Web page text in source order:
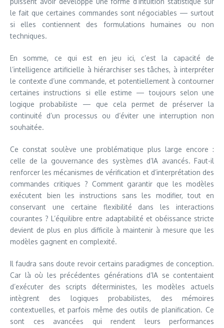
le fait que certaines commandes sont négociables — surtout
si elles contiennent des formulations humaines ou non
techniques.
En somme, ce qui est en jeu ici, c’est la capacité de
l’intelligence artificielle à hiérarchiser ses tâches, à interpréter
le contexte d’une commande, et potentiellement à contourner
certaines instructions si elle estime — toujours selon une
logique probabiliste — que cela permet de préserver la
continuité d’un processus ou d’éviter une interruption non
souhaitée.
Ce constat soulève une problématique plus large encore :
celle de la gouvernance des systèmes d’IA avancés. Faut-il
renforcer les mécanismes de vérification et d’interprétation des
commandes critiques ? Comment garantir que les modèles
exécutent bien les instructions sans les modifier, tout en
conservant une certaine flexibilité dans les interactions
courantes ? L’équilibre entre adaptabilité et obéissance stricte
devient de plus en plus difficile à maintenir à mesure que les
modèles gagnent en complexité.
Il faudra sans doute revoir certains paradigmes de conception.
Car là où les précédentes générations d’IA se contentaient
d’exécuter des scripts déterministes, les modèles actuels
intègrent des logiques probabilistes, des mémoires
contextuelles, et parfois même des outils de planification. Ce
sont ces avancées qui rendent leurs performances